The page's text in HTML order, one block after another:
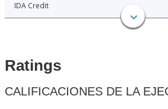
IDA Credit
Ratings
CALIFICACIONES DE LA